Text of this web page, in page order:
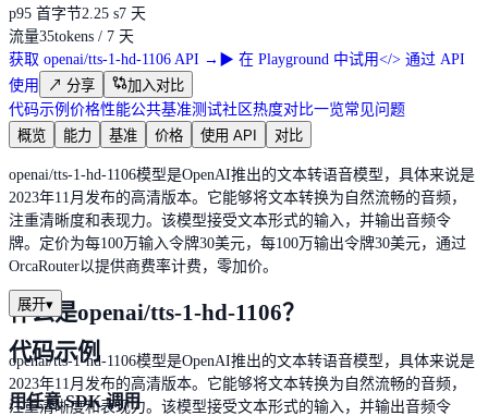
p95 首字节2.25 s7 天
流量35tokens / 7 天
获取 openai/tts-1-hd-1106 API → ▶ 在 Playground 中试用</> 通过 API
使用
↗ 分享
加入对比
代码示例 价格性能公共基准测试社区热度对比一览常见问题
概览
能力 基准 价格 使用 API 对比
openai/tts-1-hd-1106模型是OpenAI推出的文本转语音模型，具体来说是
2023年11月发布的高清版本。它能够将文本转换为自然流畅的音频，
注重清晰度和表现力。该模型接受文本形式的输入，并输出音频令
牌。定价为每100万输入令牌30美元，每100万输出令牌30美元，通过
OrcaRouter以提供商费率计费，零加价。
什么是openai/tts-1-hd-1106？
openai/tts-1-hd-1106模型是OpenAI推出的文本转语音模型，具体来说是
2023年11月发布的高清版本。它能够将文本转换为自然流畅的音频，
注重清晰度和表现力。该模型接受文本形式的输入，并输出音频令
展开▾
代码示例
用任意 SDK 调用